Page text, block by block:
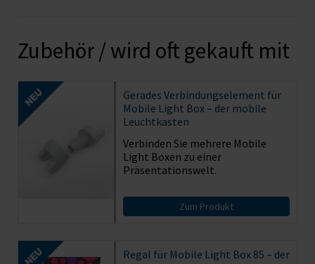
Zubehör / wird oft gekauft mit
Gerades Verbindungselement für
Mobile Light Box – der mobile
Leuchtkasten
Verbinden Sie mehrere Mobile
Light Boxen zu einer
Präsentationswelt.
Zum Produkt
Regal für Mobile Light Box 85 – der